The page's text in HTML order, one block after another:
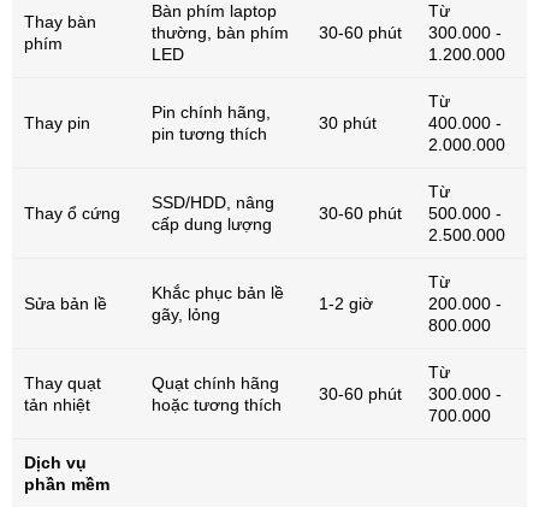
Thay bàn
phím
Bàn phím laptop
thường, bàn phím
LED
30-60 phút
Từ
300.000 -
1.200.000
Thay pin
Pin chính hãng,
pin tương thích
30 phút
Từ
400.000 -
2.000.000
Thay ổ cứng
SSD/HDD, nâng
cấp dung lượng
30-60 phút
Từ
500.000 -
2.500.000
Sửa bản lề
Khắc phục bản lề
gãy, lỏng
1-2 giờ
Từ
200.000 -
800.000
Thay quạt
tản nhiệt
Quạt chính hãng
hoặc tương thích
30-60 phút
Từ
300.000 -
700.000
Dịch vụ
phần mềm